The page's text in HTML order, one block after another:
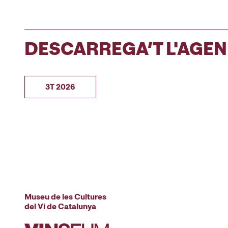
DESCARREGA’T
3T 2026
Museu de les Cultures
del Vi de Catalunya